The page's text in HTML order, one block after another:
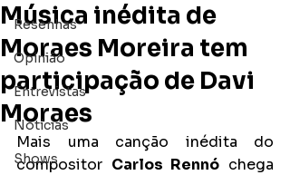
Resenhas
Opinião
Entrevistas
Notícias
Shows
Música inédita de
Moraes Moreira tem
participação de Davi
Moraes
Mais uma canção inédita do
compositor Carlos Rennó chega